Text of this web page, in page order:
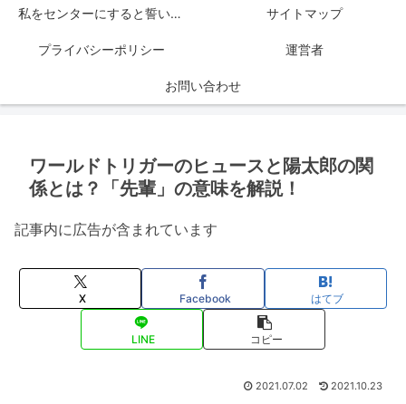
私をセンターにすると誓いますか？ サイトマップ
プライバシーポリシー 運営者
お問い合わせ
ワールドトリガーのヒュースと陽太郎の関
係とは？「先輩」の意味を解説！
記事内に広告が含まれています
X Facebook はてブ
LINE コピー
2021.07.02 2021.10.23